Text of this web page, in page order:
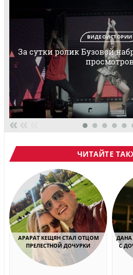
ВИДЕОИСТОРИИ
За сутки ролик Бузовой
«««
ЧИТАЙТЕ
АРАРАТ КЕЩЯН СТАЛ ОТЦОМ
ПРЕЛЕСТНОЙ ДОЧУРКИ
С